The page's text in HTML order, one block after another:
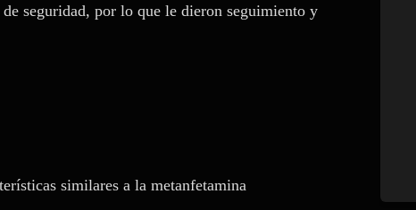
seguridad, por lo que le dieron seguimiento y
similares a la metanfetamina